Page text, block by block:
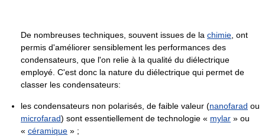
De nombreuses techniques, souvent issues de la chimie , ont
permis d'améliorer sensiblement les performances des
condensateurs, que l'on relie à la qualité du diélectrique
employé. C'est donc la nature du diélectrique qui permet de
classer les condensateurs:
les condensateurs non polarisés, de faible valeur (nanofarad ou
microfarad) sont essentiellement de technologie « mylar » ou
« céramique » ;